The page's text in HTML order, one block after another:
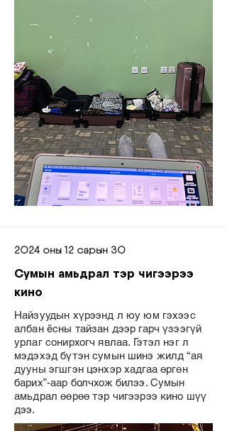
2024 оны 12 сарын 30
Сумын амьдрал тэр чигээрээ
кино
Найзуудын хүрээнд л юу юм гэхээс
албан ёсны тайзан дээр гарч үзээгүй
урлаг сонирхогч явлаа. Гэтэл нэг л
мэдэхэд бүтэн сумын шинэ жилд “ая
дууны эгшгэн цэнхэр хадгаа өргөн
барих”-аар болчхож билээ. Сумын
амьдрал өөрөө тэр чигээрээ кино шүү
дээ.